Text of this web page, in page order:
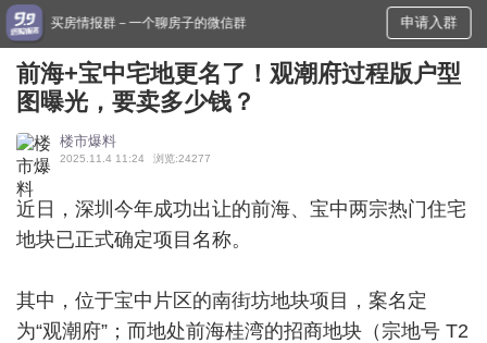
买房情报群－一个聊房子的微信群 申请入群
前海+宝中宅地更名了！观潮府过程版户型
图曝光，要卖多少钱？
楼市爆料
2025.11.4 11:24 浏览:24277
近日，深圳今年成功出让的前海、宝中两宗热门住宅
地块已正式确定项目名称。
其中，位于宝中片区的南街坊地块项目，案名定
为“观潮府”；而地处前海桂湾的招商地块（宗地号 T2